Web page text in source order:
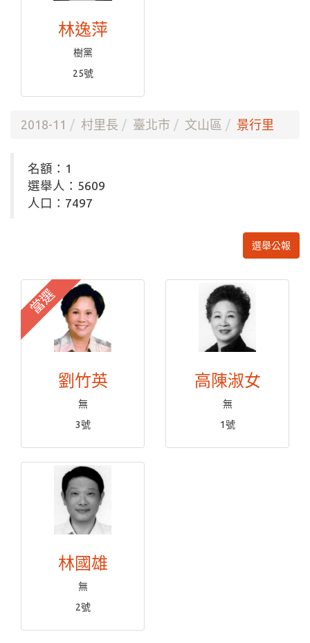
林逸萍
樹黨
25號
2018-11 村里長 臺北市 文山區 景行里
名額：1
選舉人：5609
人口：7497
選舉公報
當選
劉竹英
無
3號
高陳淑女
無
1號
林國雄
無
2號